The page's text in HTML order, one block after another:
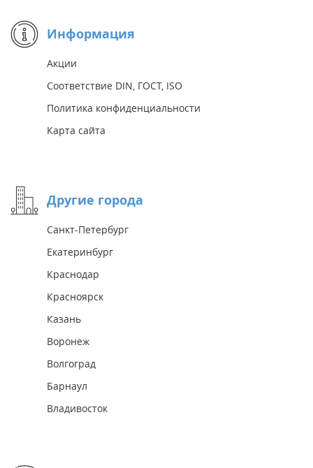
Информация
Акции
Соответствие DIN, ГОСТ, ISO
Политика конфиденциальности
Карта сайта
Другие города
Санкт-Петербург
Екатеринбург
Краснодар
Красноярск
Казань
Воронеж
Волгоград
Барнаул
Владивосток